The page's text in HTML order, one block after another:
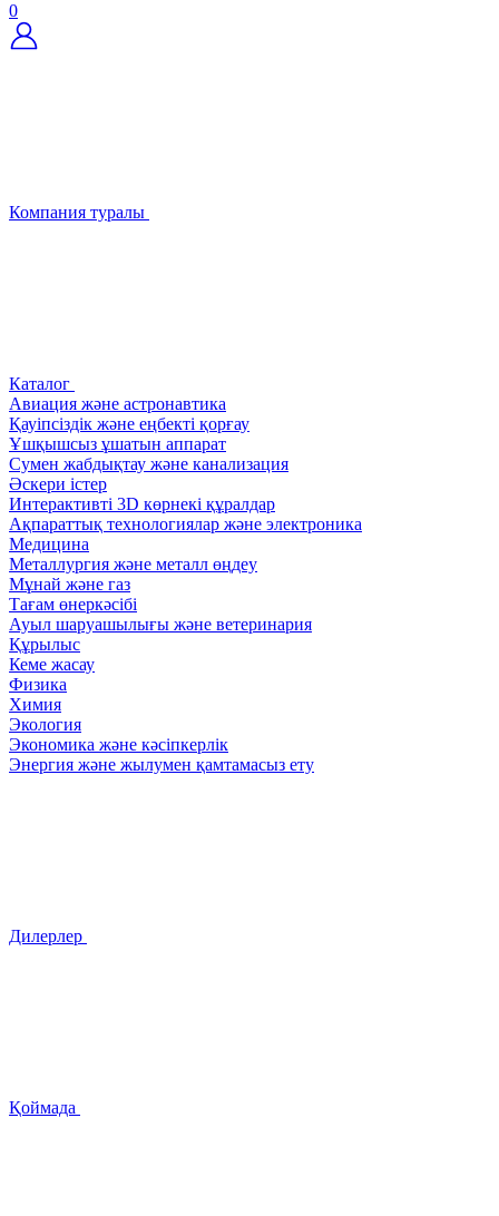
0
Компания туралы
Каталог
Авиация және астронавтика
Қауіпсіздік және еңбекті қорғау
Ұшқышсыз ұшатын аппарат
Сумен жабдықтау және канализация
Әскери істер
Интерактивті 3D көрнекі құралдар
Ақпараттық технологиялар және электроника
Медицина
Металлургия және металл өңдеу
Мұнай және газ
Тағам өнеркәсібі
Ауыл шаруашылығы және ветеринария
Құрылыс
Кеме жасау
Физика
Химия
Экология
Экономика және кәсіпкерлік
Энергия және жылумен қамтамасыз ету
Дилерлер
Қоймада